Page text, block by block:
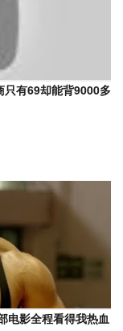
只有69却能背9000多
电影全程看得我热血